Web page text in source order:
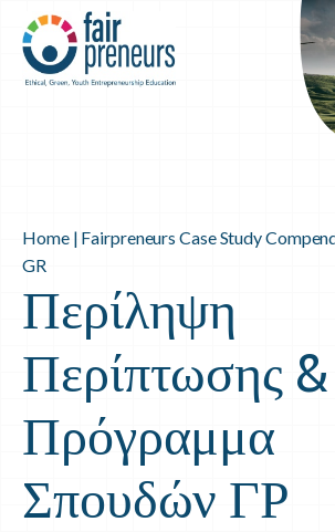
Home| Fairpreneurs Case Study
GR
Περίληψη
Περίπτωσης &
Πρόγραμμα
Σπουδών ΓΡ